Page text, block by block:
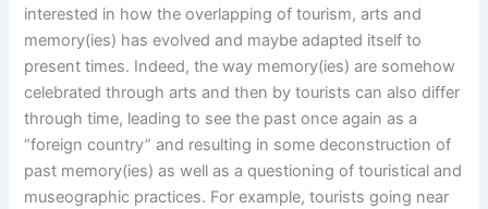
interested in how the overlapping of tourism, arts and
memory(ies) has evolved and maybe adapted itself to
present times. Indeed, the way memory(ies) are somehow
celebrated through arts and then by tourists can also differ
through time, leading to see the past once again as a
“foreign country” and resulting in some deconstruction of
past memory(ies) as well as a questioning of touristical and
museographic practices. For example, tourists going near